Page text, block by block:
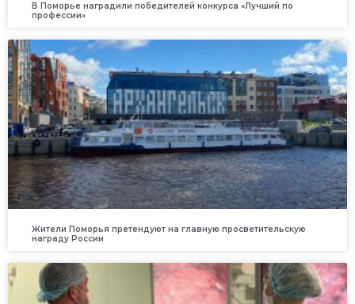
В Поморье наградили победителей конкурса «Лучший по
профессии»
Жители Поморья претендуют на главную просветительскую
награду России